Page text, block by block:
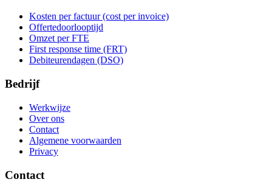
Kosten per factuur (cost per invoice)
Offertedoorlooptijd
Omzet per FTE
First response time (FRT)
Debiteurendagen (DSO)
Bedrijf
Werkwijze
Over ons
Contact
Algemene voorwaarden
Privacy
Contact